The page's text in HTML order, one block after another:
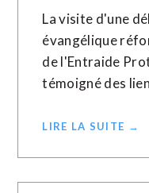
La visite d'une
évangélique
de l'Entraide
témoigné des
LIRE LA SUITE →